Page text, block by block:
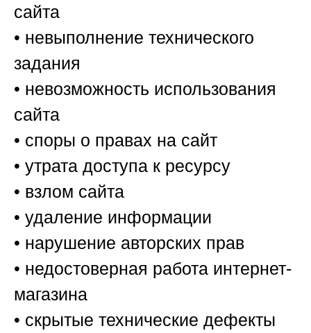
сайта
• невыполнение технического
задания
• невозможность использования
сайта
• споры о правах на сайт
• утрата доступа к ресурсу
• взлом сайта
• удаление информации
• нарушение авторских прав
• недостоверная работа интернет-
магазина
• скрытые технические дефекты